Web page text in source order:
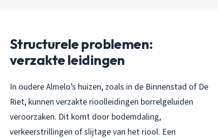
Structurele problemen:
verzakte leidingen
In oudere Almelo’s huizen, zoals in de Binnenstad of De
Riet, kunnen verzakte rioolleidingen borrelgeluiden
veroorzaken. Dit komt door bodemdaling,
verkeerstrillingen of slijtage van het riool. Een